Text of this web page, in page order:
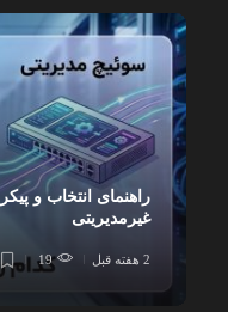
راهنمای انتخاب و
غیرمدیریتی
2 هفته قبل 19